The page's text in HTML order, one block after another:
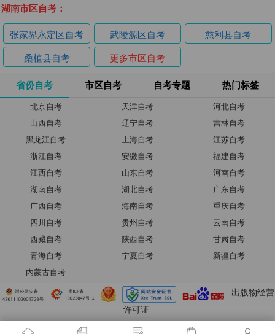
湖南市区自考：
张家界永定区自考 武陵源区自考
慈利县自考
桑植县自考
更多市区自考
省份自考 市区自考 自考专题 热门标签
北京自考 天津自考
河北自考
山西自考
辽宁自考
吉林自考
黑龙江自考
上海自考
江苏自考
浙江自考
安徽自考
福建自考
江西自考
山东自考
河南自考
湖南自考
湖北自考
广东自考
广西自考
海南自考
重庆自考
四川自考
贵州自考
云南自考
西藏自考
陕西自考
甘肃自考
青海自考
宁夏自考
新疆自考
内蒙古自考
出版物经营
许可证